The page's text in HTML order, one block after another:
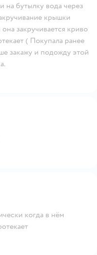
на бутылку вода через
крышки
закручивается криво
( Покупала ранее
закажу и подожду этой
когда в нём